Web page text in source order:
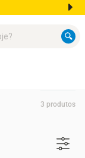
3 produtos